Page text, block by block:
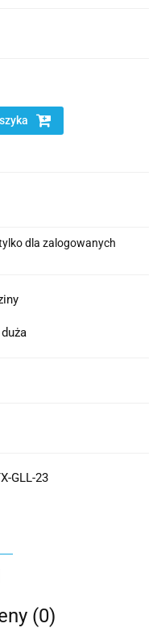
dla zalogowanych
GLL-23
(0)